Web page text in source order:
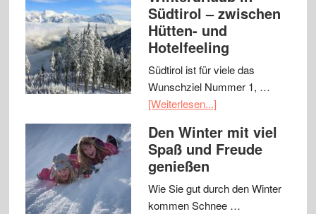
Südtirol – zwischen
Hütten- und
Hotelfeeling
Südtirol ist für viele das
Wunschziel Nummer 1, …
[Weiterlesen...]
Den Winter mit viel
Spaß und Freude
genießen
Wie Sie gut durch den Winter
kommen Schnee …